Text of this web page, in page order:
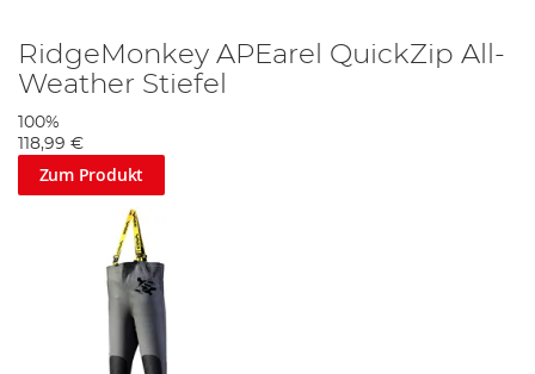
RidgeMonkey APEarel QuickZip All-
Weather Stiefel
100%
118,99 €
Zum Produkt